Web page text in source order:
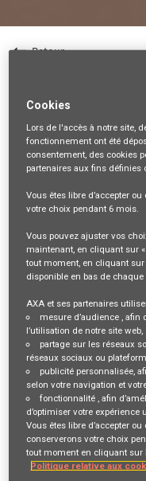
Retour
29-FINISTERE, FR, 99999
VENTES ET
35636
Recevez les futures
Se connecter
Description du poste
VOTRE RÔLE
Fibrecommerciale,
mots qui vous parlent ?
principales qualités ?
tout en bénéficiant
avec nous !
Cookies
Lors de l'accès à notre site,
fonctionnement ont été
consentement, des cookies
partenaires aux fins définies
Vous êtes libre d’accepter
votre choix pendant 6 mois.
Vous pouvez ajuster vos
maintenant, en cliquant sur
tout moment, en cliquant
disponible en bas de chaque
AXA et ses partenaires
mesure d’audience , afin
l’utilisation de notre site web,
partage sur les réseaux
réseaux sociaux ou
publicité personnalisée,
selon votre navigation et
fonctionnalité , afin
d’optimiser votre expérience
Vous êtes libre d’accepter
conserverons votre choix
tout moment en cliquant sur
Politique relative aux